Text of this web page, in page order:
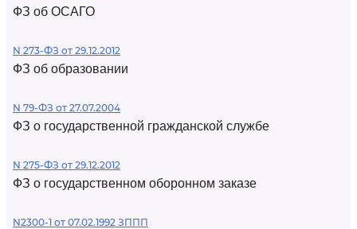
ФЗ об ОСАГО
N 273-ФЗ от 29.12.2012
ФЗ об образовании
N 79-ФЗ от 27.07.2004
ФЗ о государственной гражданской службе
N 275-ФЗ от 29.12.2012
ФЗ о государственном оборонном заказе
N2300-1 от 07.02.1992 ЗППП